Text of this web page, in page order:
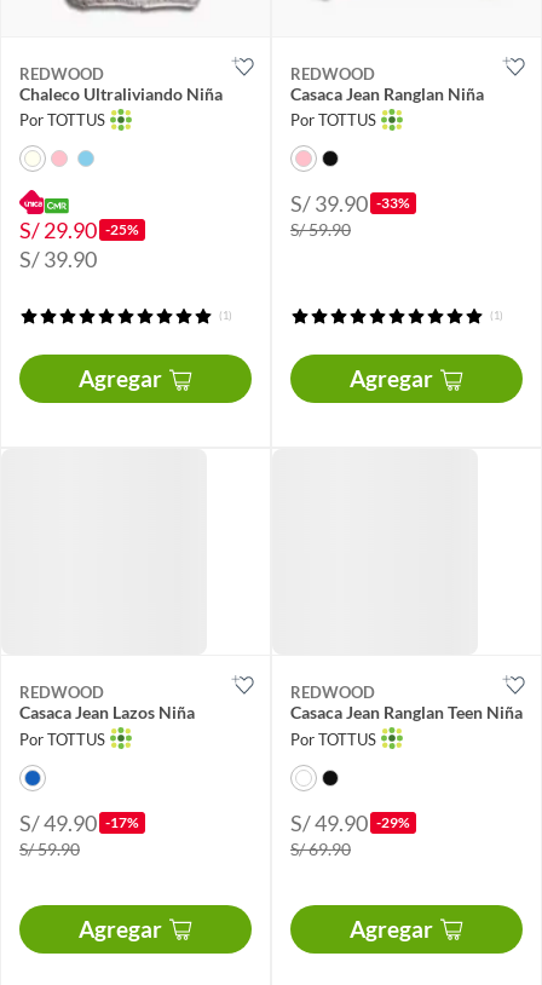
REDWOOD
Chaleco Ultraliviando Niña
Por TOTTUS
S/ 29.90 -25%
S/ 39.90
(1)
Agregar
REDWOOD
Casaca Jean Ranglan Niña
Por TOTTUS
S/ 39.90 -33%
S/ 59.90
(1)
Agregar
REDWOOD
Casaca Jean Lazos Niña
Por TOTTUS
S/ 49.90 -17%
S/ 59.90
Agregar
REDWOOD
Casaca Jean Ranglan Teen Niña
Por TOTTUS
S/ 49.90 -29%
S/ 69.90
Agregar